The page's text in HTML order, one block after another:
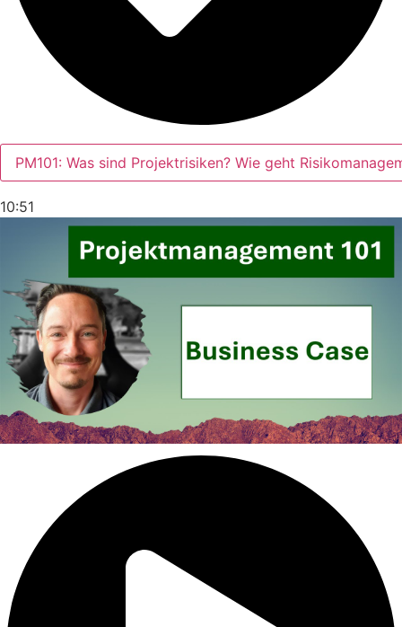
PM101: Was sind Projektrisiken? Wie geht
10:51